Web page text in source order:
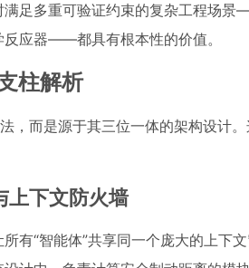
足多重可验证约束的复杂工程场
应器——都具有根本性的价值。
柱解析
，而是源于其三位一体的架构设计
上下文防火墙
有“智能体”共享同一个庞大的上下